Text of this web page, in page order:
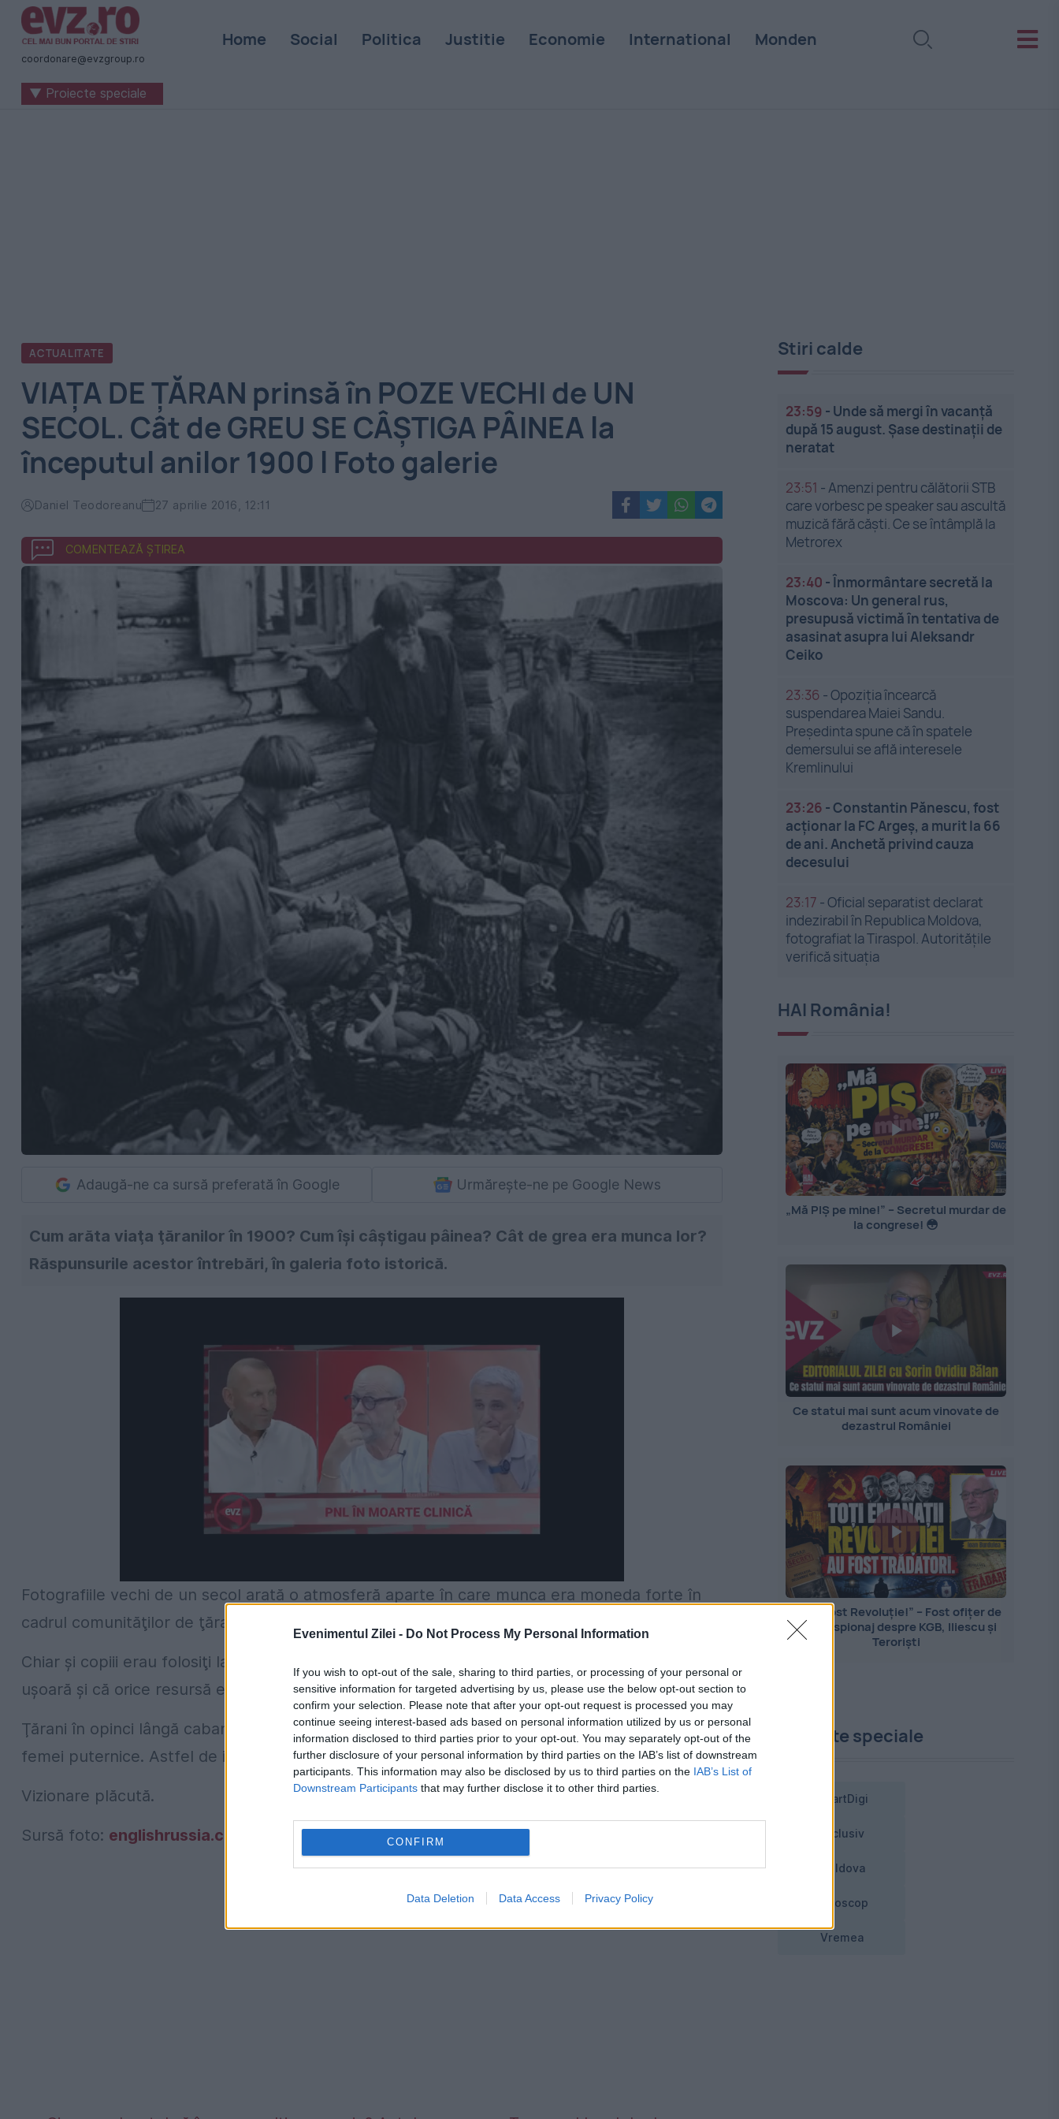
Evenimentul Zilei - Do Not Process My Personal Information
If you wish to opt-out of the sale, sharing to third parties, or processing of your personal or
sensitive information for targeted advertising by us, please use the below opt-out section to
confirm your selection. Please note that after your opt-out request is processed you may
continue seeing interest-based ads based on personal information utilized by us or personal
information disclosed to third parties prior to your opt-out. You may separately opt-out of the
further disclosure of your personal information by third parties on the IAB’s list of downstream
participants. This information may also be disclosed by us to third parties on the IAB’s List of
Downstream Participants that may further disclose it to other third parties.
CONFIRM
Data Deletion Data Access Privacy Policy
Știri
naționale
internaționale
coordonare@evzgroup.ro
Home Social Politica Justitie Economie International Monden
▼ Proiecte speciale
ACTUALITATE
VIAŢA DE ŢĂRAN prinsă în POZE VECHI de UN
SECOL. Cât de GREU SE CÂŞTIGA PÂINEA la
începutul anilor 1900 l Foto galerie
Daniel Teodoreanu 27 aprilie 2016, 12:11
COMENTEAZĂ ȘTIREA
Adaugă-ne ca sursă preferată în Google Urmărește-ne pe Google News
Cum arăta viaţa ţăranilor în 1900? Cum îşi câştigau pâinea? Cât de grea era munca lor?
Răspunsurile acestor întrebări, în galeria foto istorică.
Fotografiile vechi de un secol arată o atmosferă aparte în care munca era moneda forte în
cadrul comunităţilor de ţărani ruşi.
Chiar şi copiii erau folosiţi la diverse activităţi, semn că în acele vremuri viaţa nu era tocmai
uşoară şi că orice resursă era importantă.
Ţărani în opinci lângă cabane straşnice din lemn, familii întregi adunate în jurul lucrului şi
femei puternice. Astfel de imagini pot fi admirate în montajul foto inedit.
Vizionare plăcută.
Sursă foto: englishrussia.com
Stiri calde
23:59 - Unde să mergi în vacanță
după 15 august. Șase destinații de
neratat
23:51 -Amenzi pentru călătorii STB
care vorbesc pe speaker sau ascultă
muzică fără căști. Ce se întâmplă la
Metrorex
23:40 -Înmormântare secretă la
Moscova: Un general rus,
presupusă victimă în tentativa de
asasinat asupra lui Aleksandr
Ceiko
23:36 -Opoziția încearcă
suspendarea Maiei Sandu.
Președinta spune că în spatele
demersului se află interesele
Kremlinului
23:26 -Constantin Pănescu, fost
acționar la FC Argeș, a murit la 66
de ani. Anchetă privind cauza
decesului
23:17 -Oficial separatist declarat
indezirabil în Republica Moldova,
fotografiat la Tiraspol. Autoritățile
verifică situația
HAI România!
„Mă PIȘ pe mine!” – Secretul murdar de
la congrese! 😳
Ce statui mai sunt acum vinovate de
dezastrul României
„Nu a fost Revoluție!” – Fost ofițer de
contraspionaj despre KGB, Iliescu și
Teroriști
Proiecte speciale
SmartDigi
Exclusiv
Moldova
Horoscop
Vremea